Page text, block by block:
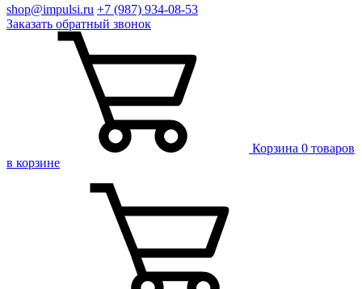
shop@impulsi.ru +7 (987) 934-08-53
Заказать обратный звонок
Корзина 0 товаров
в корзине